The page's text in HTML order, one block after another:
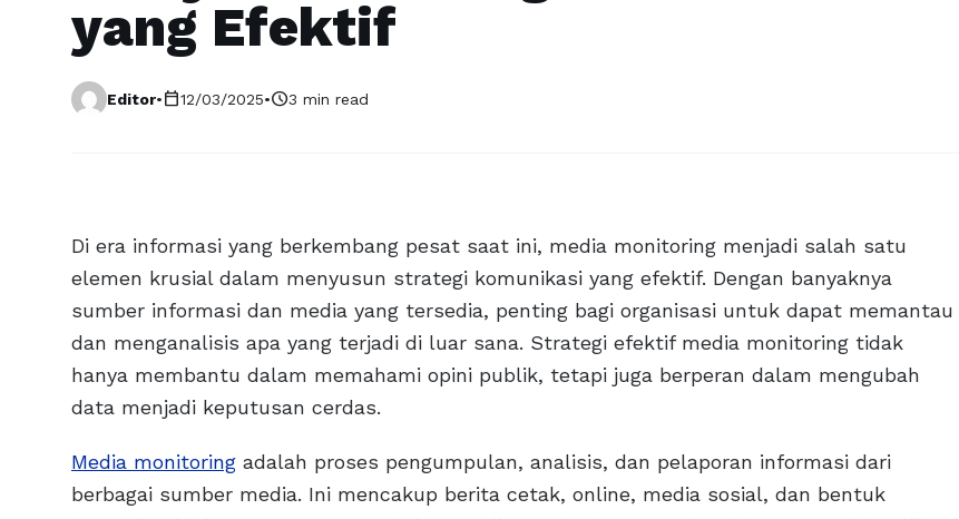
yang Efektif
Editor•calendar_today12/03/2025•schedule3 min read
Di era informasi yang berkembang pesat saat ini, media monitoring menjadi salah satu
elemen krusial dalam menyusun strategi komunikasi yang efektif. Dengan banyaknya
sumber informasi dan media yang tersedia, penting bagi organisasi untuk dapat memantau
dan menganalisis apa yang terjadi di luar sana. Strategi efektif media monitoring tidak
hanya membantu dalam memahami opini publik, tetapi juga berperan dalam mengubah
data menjadi keputusan cerdas.
Media monitoring adalah proses pengumpulan, analisis, dan pelaporan informasi dari
berbagai sumber media. Ini mencakup berita cetak, online, media sosial, dan bentuk